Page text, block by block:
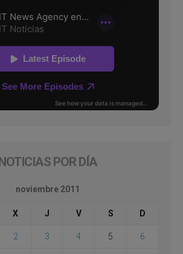
NOTICIAS POR DÍA
noviembre 2011
X J V S D
2 3 4 5 6